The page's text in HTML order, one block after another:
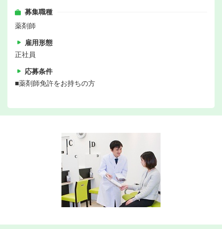
募集職種
薬剤師
雇用形態
正社員
応募条件
■薬剤師免許をお持ちの方